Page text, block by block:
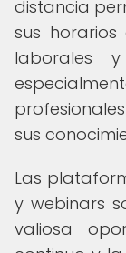
distancia
sus
laborales
sus
Las
y webinars
valiosa